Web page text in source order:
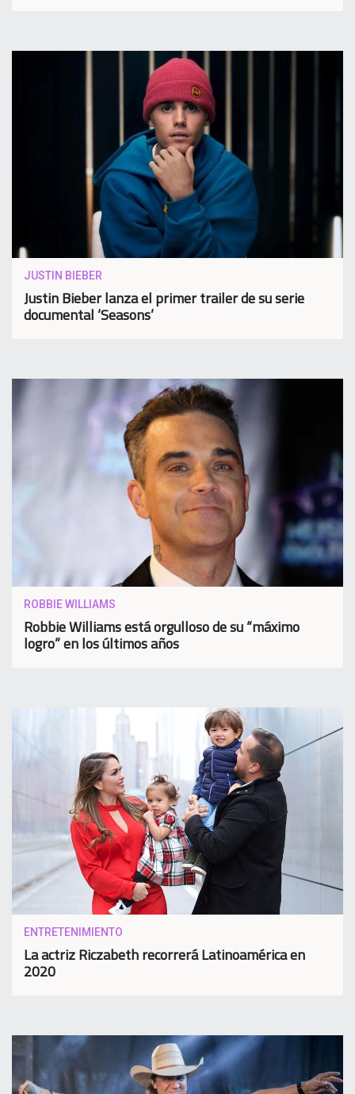
JUSTIN BIEBER
Justin Bieber lanza el primer trailer de su serie
documental ‘Seasons’
ROBBIE WILLIAMS
Robbie Williams está orgulloso de su “máximo
logro” en los últimos años
ENTRETENIMIENTO
La actriz Riczabeth recorrerá Latinoamérica en
2020